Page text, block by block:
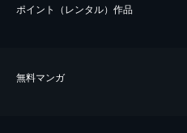
ポイント（レンタル）作品
無料マンガ